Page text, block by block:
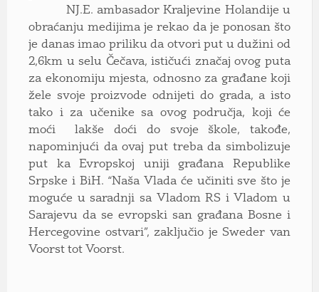
NJ.E. ambasador Kraljevine Holandije u
obraćanju medijima je rekao da je ponosan što
je danas imao priliku da otvori put u dužini od
2,6km u selu Čečava, ističući značaj ovog puta
za ekonomiju mjesta, odnosno za građane koji
žele svoje proizvode odnijeti do grada, a isto
tako i za učenike sa ovog područja, koji će
moći lakše doći do svoje škole, takođe,
napominjući da ovaj put treba da simbolizuje
put ka Evropskoj uniji građana Republike
Srpske i BiH. “Naša Vlada će učiniti sve što je
moguće u saradnji sa Vladom RS i Vladom u
Sarajevu da se evropski san građana Bosne i
Hercegovine ostvari”, zaključio je Sweder van
Voorst tot Voorst.